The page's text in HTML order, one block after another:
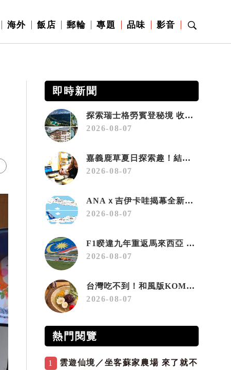
海外 飯店 郵輪 專題 品味 影音
即時新聞
探索瑞士格勞賓登秘境 收藏六種阿爾卑斯夏日療癒之旅
2026-08-07
嘉義鹿草夏日探索趣！結合科學、農場與自然的親子小旅行
2026-08-07
ANAｘ吉伊卡哇揭幕全新彩繪機「Chiikawa JET」
2026-08-07
F1睽違九年重返馬來西亞 三大國際賽事打造10月運動旅遊熱潮 賽車、自行車、路跑同週登場
2026-08-07
台灣吃不到！和風版KOMEDA咖啡讓你吃遍名古屋在地美食
2026-08-07
熱門閱覽
1
雲遊仙境／坐客蘇家農場 來了就不